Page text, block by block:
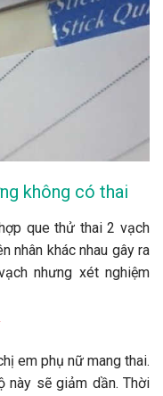
không có thai
que thử thai 2 vạch
nhân khác nhau gây ra
nhưng xét nghiệm
em phụ nữ mang thai.
này sẽ giảm dần. Thời